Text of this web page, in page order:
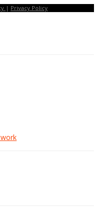
| Privacy Policy